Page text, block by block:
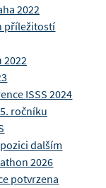
2022
příležitostí
2022
ISSS 2024
ročníku
dalším
2026
potvrzena